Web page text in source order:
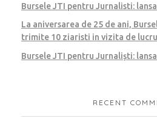
Bursele JTI pentru Jurnalisti:
La aniversarea de 25 de ani,
trimite 10 ziaristi in vizita de
Bursele JTI pentru Jurnaliști:
RECENT